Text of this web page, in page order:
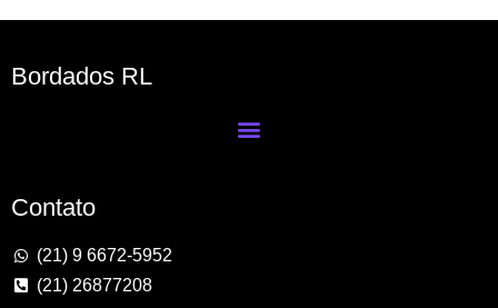
Bordados RL
Contato
(21) 9 6672-5952
(21) 26877208